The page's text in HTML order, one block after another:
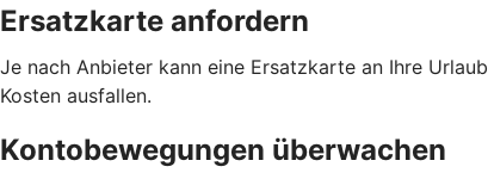
Ersatzkarte anfordern
Je nach Anbieter kann eine Ersatzkarte an Ihre
Kosten ausfallen.
Kontobewegungen überwachen